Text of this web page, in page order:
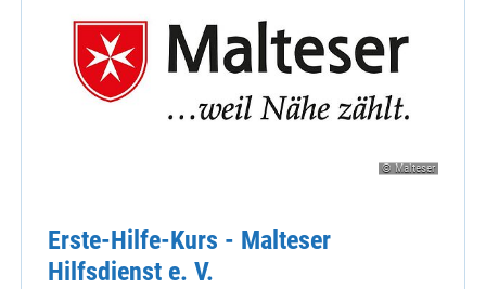
© Malteser
Erste-Hilfe-Kurs - Malteser
Hilfsdienst e. V.